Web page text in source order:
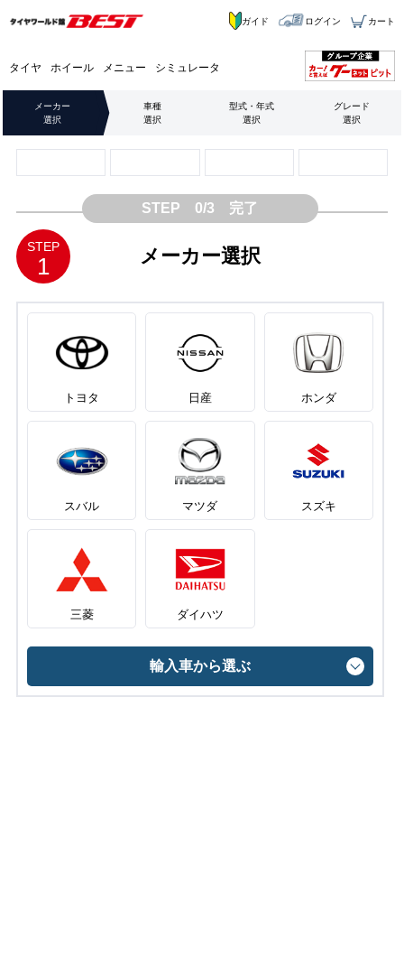
タイヤ ホイール メニュー シミュレータ
ガイド ログイン カート
メーカー
選択
車種
選択
型式・年式
選択
グレード
選択
STEP 0/3 完了
STEP
1 メーカー選択
トヨタ 日産 ホンダ
スバル マツダ スズキ
三菱 ダイハツ
輸入車から選ぶ